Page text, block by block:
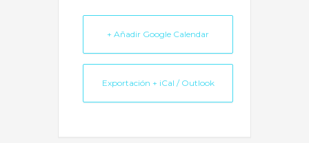
+ Añadir Google Calendar
Exportación + iCal / Outlook